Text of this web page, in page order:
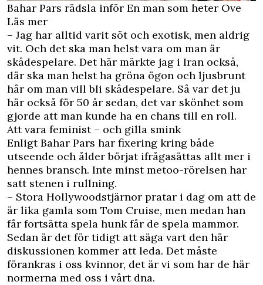
Bahar Pars rädsla inför En man som heter Ove
Läs mer
– Jag har alltid varit söt och exotisk, men aldrig
vit. Och det ska man helst vara om man är
skådespelare. Det här märkte jag i Iran också,
där ska man helst ha gröna ögon och ljusbrunt
hår om man vill bli skådespelare. Så var det ju
här också för 50 år sedan, det var skönhet som
gjorde att man kunde ha en chans till en roll.
Att vara feminist – och gilla smink
Enligt Bahar Pars har fixering kring både
utseende och ålder börjat ifrågasättas allt mer i
hennes bransch. Inte minst metoo-rörelsen har
satt stenen i rullning.
– Stora Hollywoodstjärnor pratar i dag om att de
är lika gamla som Tom Cruise, men medan han
får fortsätta spela hunk får de spela mammor.
Sedan är det för tidigt att säga vart den här
diskussionen kommer att leda. Det måste
förankras i oss kvinnor, det är vi som har de här
normerna med oss i vårt dna.